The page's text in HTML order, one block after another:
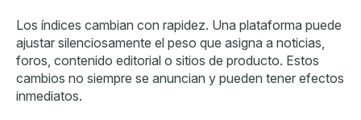
Los índices cambian con rapidez. Una plataforma puede
ajustar silenciosamente el peso que asigna a noticias,
foros, contenido editorial o sitios de producto. Estos
cambios no siempre se anuncian y pueden tener efectos
inmediatos.